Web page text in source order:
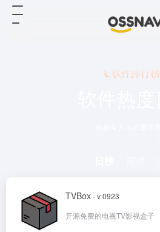
软件排行榜
TVBox- v 0923
开源免费的电视TV影视盒子